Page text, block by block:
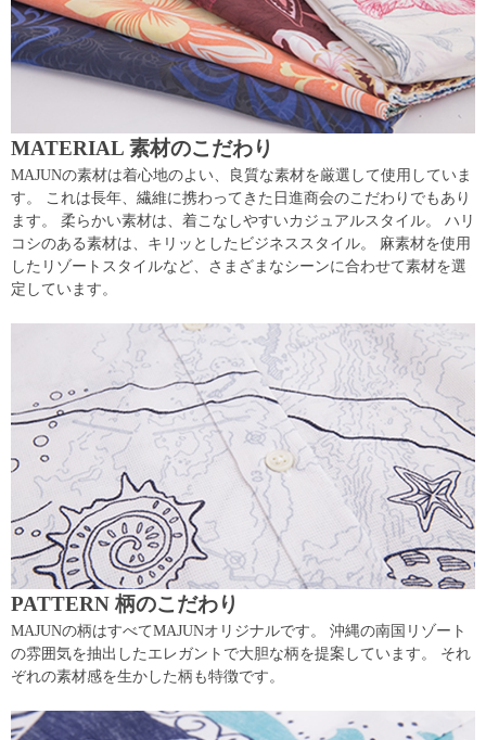
MATERIAL 素材のこだわり
MAJUNの素材は着心地のよい、良質な素材を厳選して使用していま
す。 これは長年、繊維に携わってきた日進商会のこだわりでもあり
ます。 柔らかい素材は、着こなしやすいカジュアルスタイル。 ハリ
コシのある素材は、キリッとしたビジネススタイル。 麻素材を使用
したリゾートスタイルなど、さまざまなシーンに合わせて素材を選
定しています。
PATTERN 柄のこだわり
MAJUNの柄はすべてMAJUNオリジナルです。 沖縄の南国リゾート
の雰囲気を抽出したエレガントで大胆な柄を提案しています。 それ
ぞれの素材感を生かした柄も特徴です。